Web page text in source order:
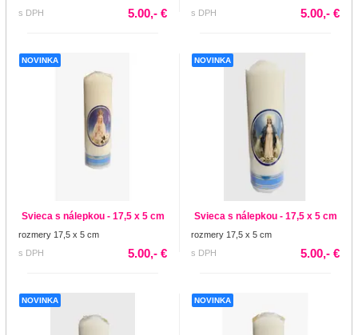
s DPH
5.00,- €
s DPH
5.00,- €
NOVINKA
Svieca s nálepkou - 17,5 x 5 cm
rozmery 17,5 x 5 cm
s DPH
5.00,- €
NOVINKA
Svieca s nálepkou - 17,5 x 5 cm
rozmery 17,5 x 5 cm
s DPH
5.00,- €
NOVINKA NOVINKA